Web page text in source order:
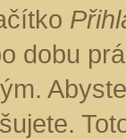
dobu